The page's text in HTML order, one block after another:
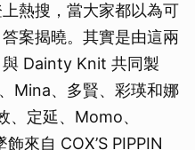
熱搜，當大家都以為可
案揭曉。其實是由這兩
Dainty Knit 共同製
Mina、多賢、彩瑛和娜
定延、Momo、
來自 COX’S PIPPIN